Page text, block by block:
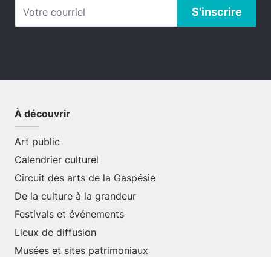
À découvrir
Art public
Calendrier culturel
Circuit des arts de la Gaspésie
De la culture à la grandeur
Festivals et événements
Lieux de diffusion
Musées et sites patrimoniaux